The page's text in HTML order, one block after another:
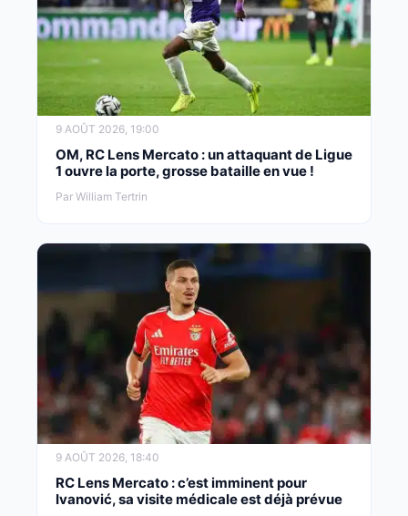
9 AOÛT 2026, 19:00
OM, RC Lens Mercato : un attaquant de Ligue
1 ouvre la porte, grosse bataille en vue !
Par William Tertrin
9 AOÛT 2026, 18:40
RC Lens Mercato : c’est imminent pour
Ivanović, sa visite médicale est déjà prévue